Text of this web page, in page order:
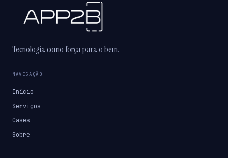
Tecnologia como força para o bem.
NAVEGAÇÃO
Início
Serviços
Cases
Sobre